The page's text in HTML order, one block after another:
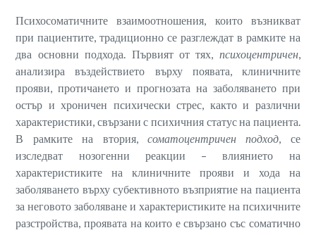
Психосоматичните взаимоотношения, които възникват
при пациентите, традиционно се разглеждат в рамките на
два основни подхода. Първият от тях, психоцентричен,
анализира въздействието върху появата, клиничните
прояви, протичането и прогнозата на заболяването при
остър и хроничен психически стрес, както и различни
характеристики, свързани с психичния статус на пациента.
В рамките на втория, соматоцентричен подход, се
изследват нозогенни реакции – влиянието на
характеристиките на клиничните прояви и хода на
заболяването върху субективното възприятие на пациента
за неговото заболяване и характеристиките на психичните
разстройства, проявата на които е свързано със соматично